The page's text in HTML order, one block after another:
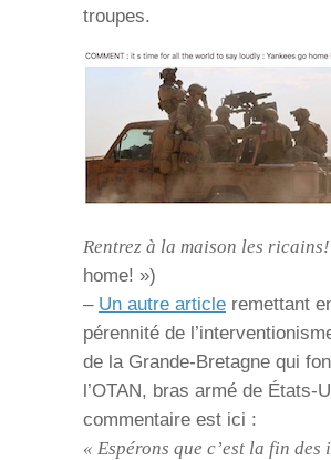
troupes.
Rentrez à la maison les
home! »)
– Un autre article remettant
pérennité de
de la Grande-Bretagne qui
l’OTAN, bras armé de États-
commentaire est ici :
« Espérons que c’est la fin